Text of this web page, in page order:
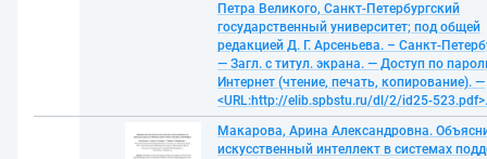
Петра Великого, Санкт-Петербургский
государственный университет; под общей
редакцией Д. Г. Арсеньева. – Санкт-
— Загл. с титул. экрана. — Доступ по
Интернет (чтение, печать, копирование). —
<URL:http://elib.spbstu.ru/dl/2/id25-523.pdf>.
Макарова, Арина Александровна.
искусственный интеллект в системах